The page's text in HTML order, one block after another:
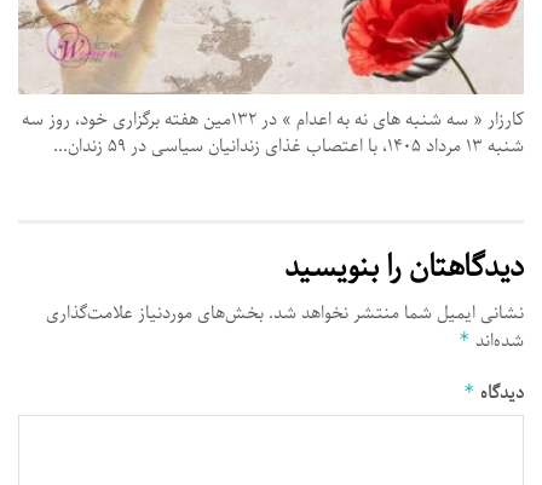
کارزار « سه‌ شنبه‌ های نه به اعدام » در ۱۳۲مین هفته برگزاری خود، روز سه‌
شنبه ۱۳ مرداد ۱۴۰۵، با اعتصاب غذای زندانیان سیاسی در ۵۹ زندان...
دیدگاهتان را بنویسید
نشانی ایمیل شما منتشر نخواهد شد. بخش‌های موردنیاز علامت‌گذاری
شده‌اند *
دیدگاه *